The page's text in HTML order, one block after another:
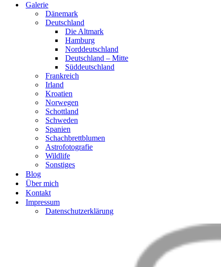
Galerie
Dänemark
Deutschland
Die Altmark
Hamburg
Norddeutschland
Deutschland – Mitte
Süddeutschland
Frankreich
Irland
Kroatien
Norwegen
Schottland
Schweden
Spanien
Schachbrettblumen
Astrofotografie
Wildlife
Sonstiges
Blog
Über mich
Kontakt
Impressum
Datenschutzerklärung